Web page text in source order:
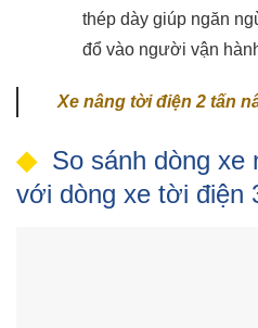
thép dày giúp ngăn
đổ vào người vận
Xe nâng tời điện 2 tấn
So sánh dòng xe
với dòng xe tời điện